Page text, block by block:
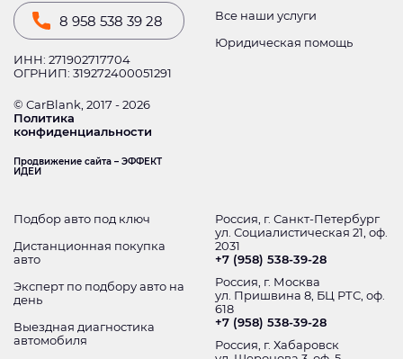
8 958 538 39 28
ИНН: 271902717704
ОГРНИП: 319272400051291
© CarBlank, 2017 - 2026
Политика
конфиденциальности
Продвижение сайта – ЭФФЕКТ
ИДЕИ
Все наши услуги
Юридическая помощь
Подбор авто под ключ
Дистанционная покупка
авто
Эксперт по подбору авто на
день
Выездная диагностика
автомобиля
Россия, г. Санкт-Петербург
ул. Социалистическая 21, оф.
2031
+7 (958) 538-39-28
Россия, г. Москва
ул. Пришвина 8, БЦ РТС, оф.
618
+7 (958) 538-39-28
Россия, г. Хабаровск